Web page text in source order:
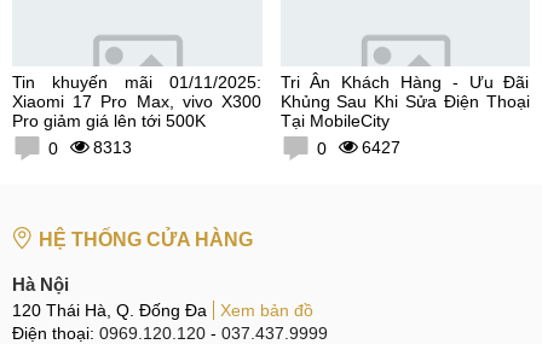
Tin khuyến mãi 01/11/2025:
Xiaomi 17 Pro Max, vivo X300
Pro giảm giá lên tới 500K
0
8313
Tri Ân Khách Hàng - Ưu Đãi
Khủng Sau Khi Sửa Điện Thoại
Tại MobileCity
0
6427
HỆ THỐNG CỬA HÀNG
Hà Nội
120 Thái Hà, Q. Đống Đa
Xem bản đồ
Điện thoại: 0969.120.120 - 037.437.9999